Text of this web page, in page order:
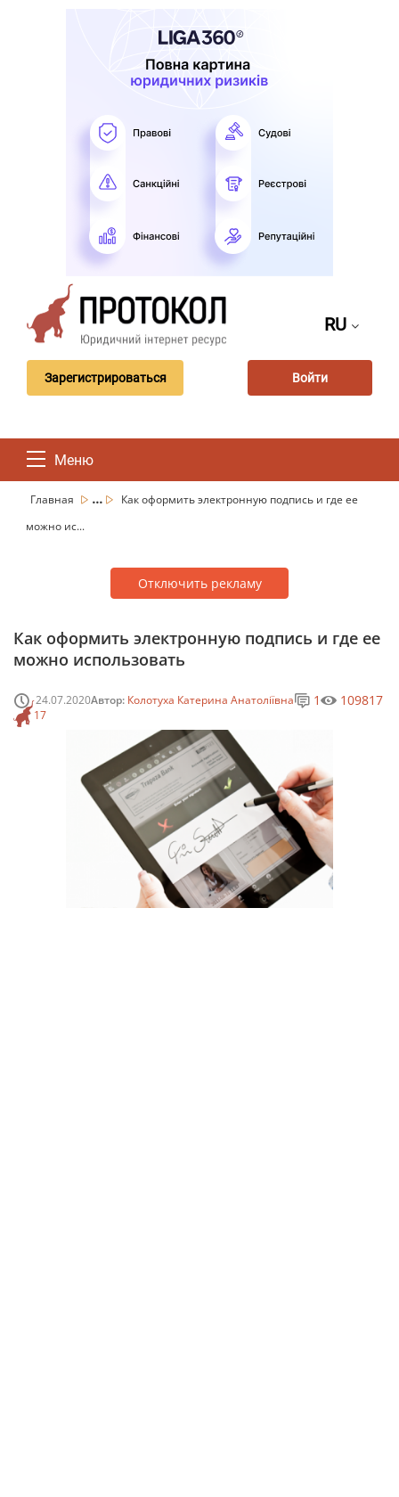
RU
Зарегистрироваться Войти
Меню
Главная ...
Как оформить электронную подпись и где ее
можно ис...
Отключить рекламу
Как оформить электронную подпись и где ее
можно использовать
24.07.2020Автор: Колотуха Катерина Анатоліївна
17
1 109817